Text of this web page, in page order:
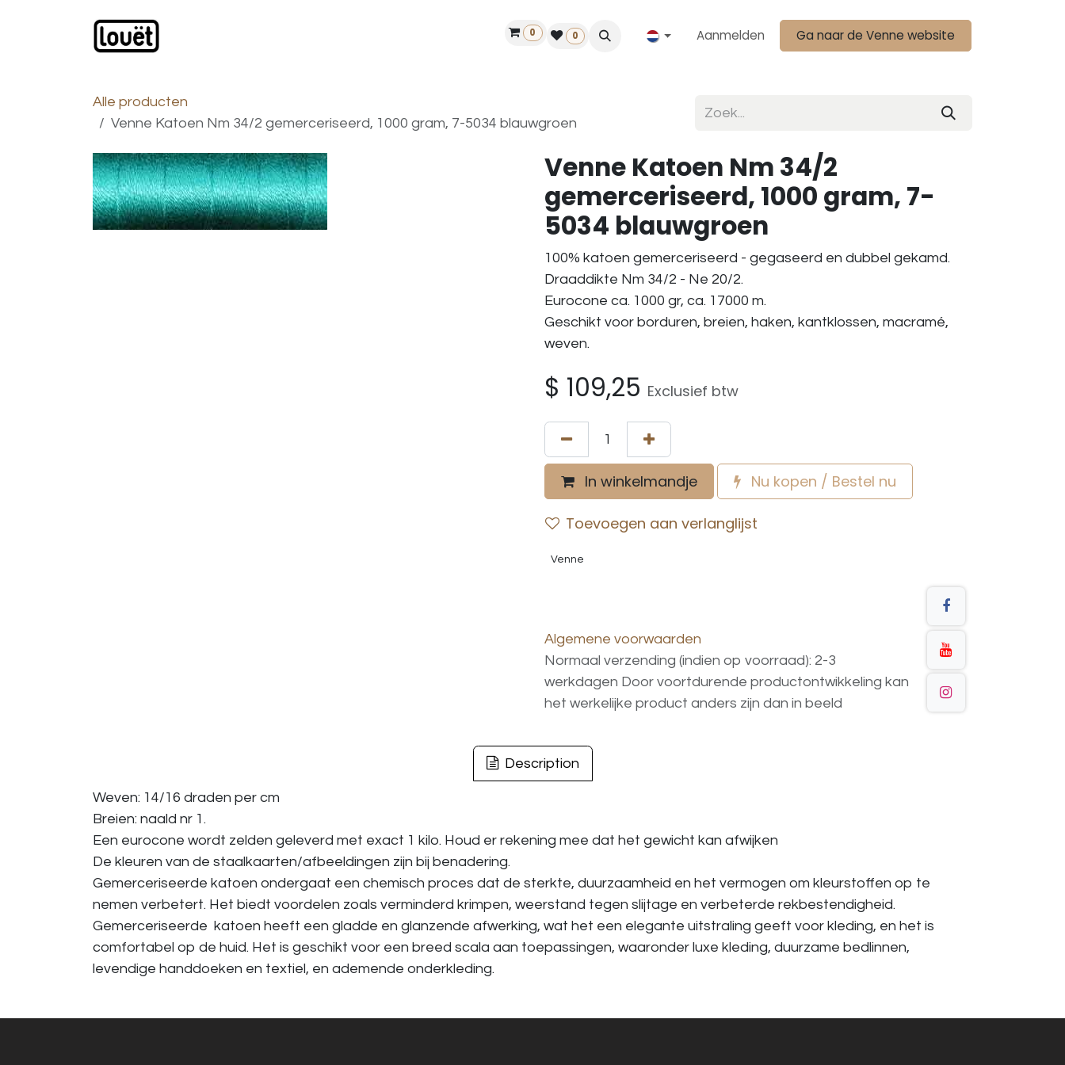
Vind een dealer
0 0 Aanmelden Ga naar de Venne website
Alle producten
Venne Katoen Nm 34/2 gemerceriseerd, 1000 gram, 7-5034 blauwgroen
Venne Katoen Nm 34/2
gemerceriseerd, 1000 gram, 7-
5034 blauwgroen
100% katoen gemerceriseerd - gegaseerd en dubbel gekamd.
Draaddikte Nm 34/2 - Ne 20/2.
Eurocone ca. 1000 gr, ca. 17000 m.
Geschikt voor borduren, breien, haken, kantklossen, macramé,
weven.
$ 109,25 Exclusief btw
In winkelmandje Nu kopen / Bestel nu
Toevoegen aan verlanglijst
Venne
Algemene voorwaarden
Normaal verzending (indien op voorraad): 2-3
werkdagen Door voortdurende productontwikkeling kan
het werkelijke product anders zijn dan in beeld
Description
Weven: 14/16 draden per cm
Breien: naald nr 1.
Een eurocone wordt zelden geleverd met exact 1 kilo. Houd er rekening mee dat het gewicht kan afwijken
De kleuren van de staalkaarten/afbeeldingen zijn bij benadering.
Gemerceriseerde katoen ondergaat een chemisch proces dat de sterkte, duurzaamheid en het vermogen om kleurstoffen op te
nemen verbetert. Het biedt voordelen zoals verminderd krimpen, weerstand tegen slijtage en verbeterde rekbestendigheid.
Gemerceriseerde katoen heeft een gladde en glanzende afwerking, wat het een elegante uitstraling geeft voor kleding, en het is
comfortabel op de huid. Het is geschikt voor een breed scala aan toepassingen, waaronder luxe kleding, duurzame bedlinnen,
levendige handdoeken en textiel, en ademende onderkleding.